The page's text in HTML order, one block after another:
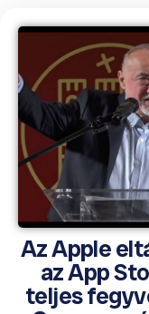
Az Apple
az App
teljes